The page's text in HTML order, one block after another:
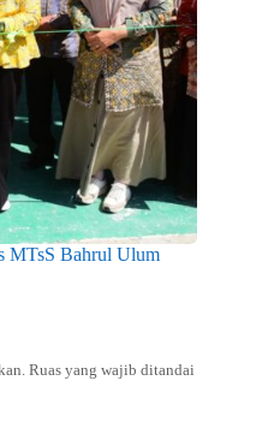
MTsS Bahrul Ulum
Ruas yang wajib ditandai